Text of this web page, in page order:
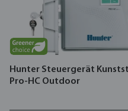
Hunter Steuergerät
Pro-HC Outdoor